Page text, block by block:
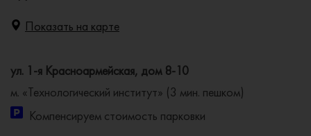
Показать на карте
ул. 1-я Красноармейская, дом 8-10
м. «Технологический институт» (3 мин. пешком)
Компенсируем стоимость парковки